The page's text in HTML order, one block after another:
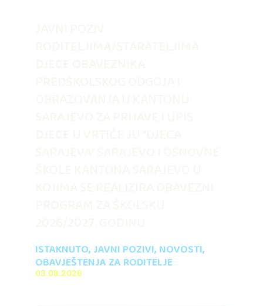
ISTAKNUTO, JAVNI POZIVI, NOVOSTI,
OBAVJEŠTENJA ZA RODITELJE
03.08.2026